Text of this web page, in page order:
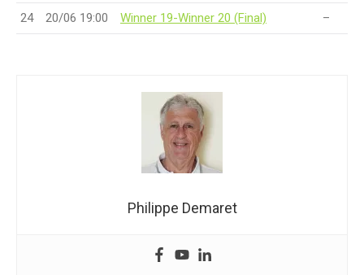
24 20/06 19:00 Winner 19-Winner 20 (Final) –
Philippe Demaret